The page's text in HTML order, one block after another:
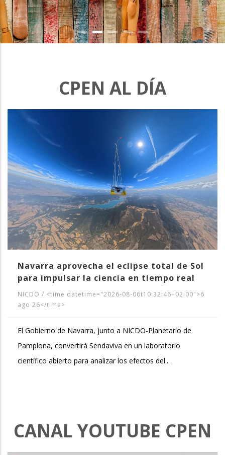
CPEN AL DÍA
Navarra aprovecha el eclipse total de Sol
para impulsar la ciencia en tiempo real
NICDO / <time datetime="2026-08-06t10:32:46+02:00">6
ago 26</time>
El Gobierno de Navarra, junto a NICDO-Planetario de
Pamplona, convertirá Sendaviva en un laboratorio
científico abierto para analizar los efectos del...
CANAL YOUTUBE CPEN